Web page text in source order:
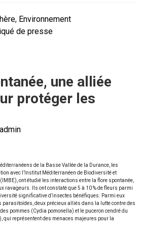
, Environnement
de presse
une alliée
protéger les
de la Basse Vallée de la Durance, les
avec l’Institut Méditerranéen de Biodiversité et
ont étudié les interactions entre la flore spontanée,
ravageurs. Ils ont constaté que 5 à 10 % de fleurs parmi
significative d’insectes bénéfiques. Parmi eux
parasitoïdes, deux précieux alliés dans la lutte contre des
pommes (Cydia pomonella) et le puceron cendré du
représentent des menaces majeures pour la